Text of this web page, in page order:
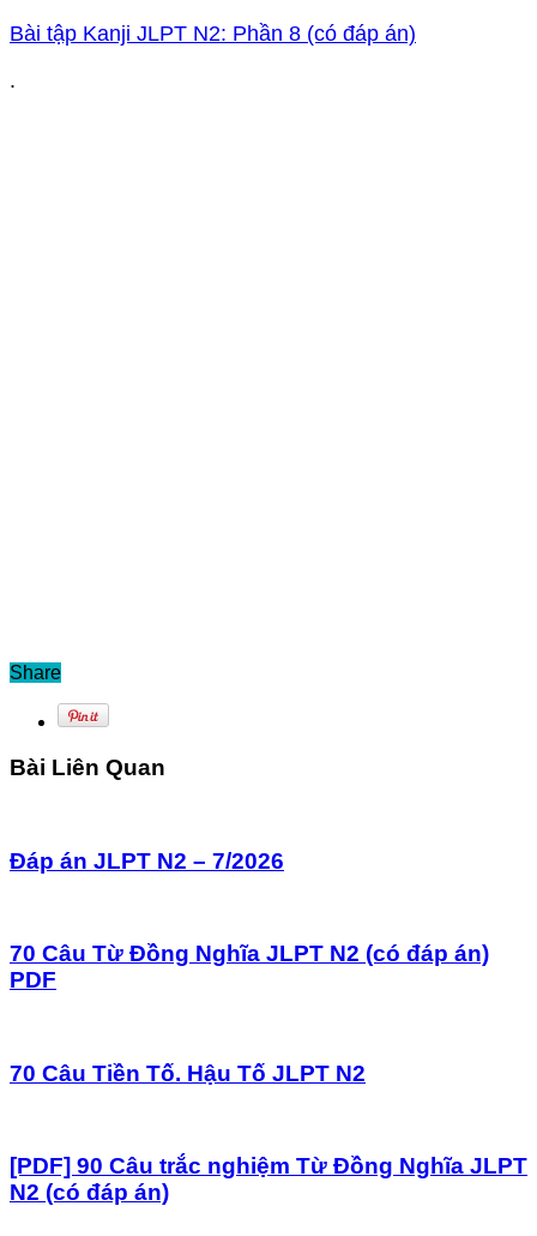
Bài tập Kanji JLPT N2: Phần 8 (có đáp án)
.
Share
Bài Liên Quan
Đáp án JLPT N2 – 7/2026
70 Câu Từ Đồng Nghĩa JLPT N2 (có đáp án)
PDF
70 Câu Tiền Tố. Hậu Tố JLPT N2
[PDF] 90 Câu trắc nghiệm Từ Đồng Nghĩa JLPT
N2 (có đáp án)